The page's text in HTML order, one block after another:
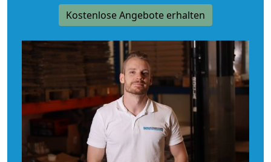
Kostenlose Angebote erhalten